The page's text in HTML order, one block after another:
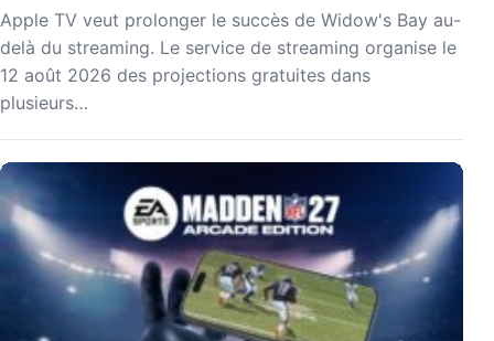
Apple TV veut prolonger le succès de Widow's Bay au-
delà du streaming. Le service de streaming organise le
12 août 2026 des projections gratuites dans
plusieurs…